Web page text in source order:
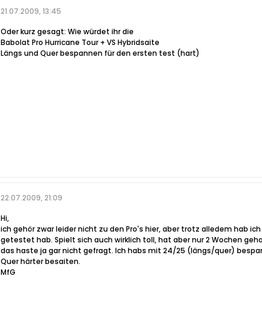
21.07.2009, 13:45
Oder kurz gesagt: Wie würdet ihr die
Babolat Pro Hurricane Tour + VS Hybridsaite
Längs und Quer bespannen für den ersten test (hart)
22.07.2009, 21:09
Hi,
ich gehör zwar leider nicht zu den Pro's hier, aber trotz alledem hab
getestet hab. Spielt sich auch wirklich toll, hat aber nur 2 Wochen
das haste ja gar nicht gefragt. Ich habs mit 24/25 (längs/quer)
Quer härter besaiten.
MfG